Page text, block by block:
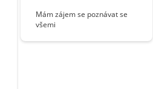
Mám zájem se poznávat se
všemi